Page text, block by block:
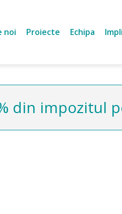
noi Proiecte Echipa
din impozitul